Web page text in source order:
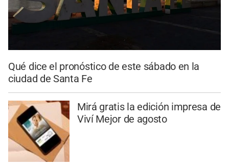
Qué dice el pronóstico de este sábado en la
ciudad de Santa Fe
Mirá gratis la edición impresa de
Viví Mejor de agosto